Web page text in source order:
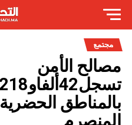
مجتمع
مصالح الأمن
بالمناطق
المنصرم